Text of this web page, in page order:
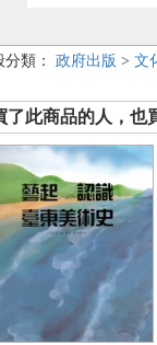
分類： 政府出版 > 文
了此商品的人，也